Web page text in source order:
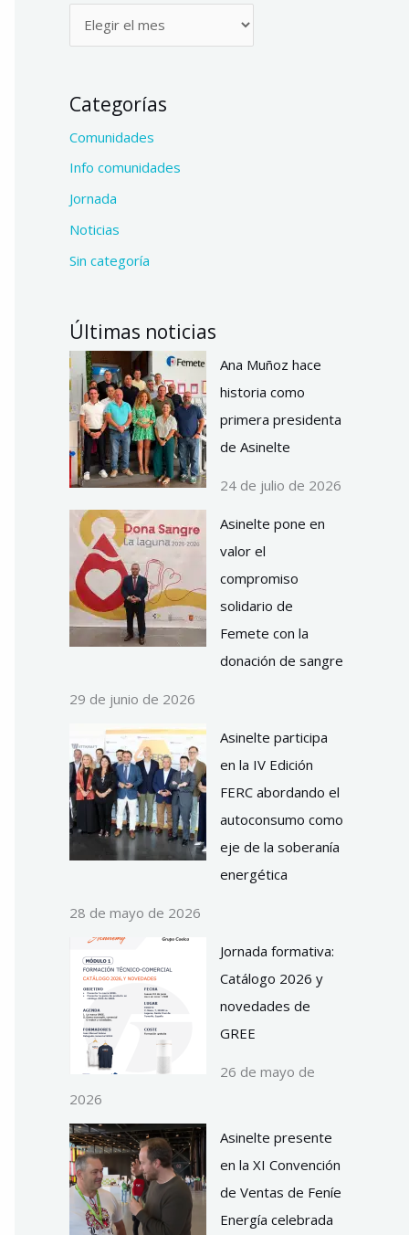
Categorías
Comunidades
Info comunidades
Jornada
Noticias
Sin categoría
Últimas noticias
Ana Muñoz hace
historia como
primera presidenta
de Asinelte
24 de julio de 2026
Asinelte pone en
valor el
compromiso
solidario de
Femete con la
donación de sangre
29 de junio de 2026
Asinelte participa
en la IV Edición
FERC abordando el
autoconsumo como
eje de la soberanía
energética
28 de mayo de 2026
Jornada formativa:
Catálogo 2026 y
novedades de
GREE
26 de mayo de
2026
Asinelte presente
en la XI Convención
de Ventas de Feníe
Energía celebrada